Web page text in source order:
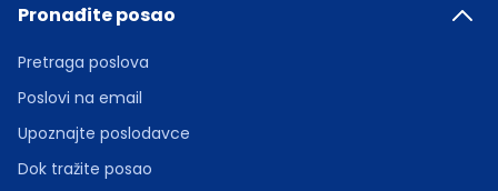
Pronađite posao
Pretraga poslova
Poslovi na email
Upoznajte poslodavce
Dok tražite posao